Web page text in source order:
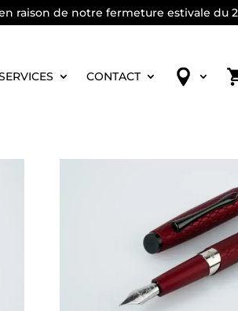
raison de notre fermeture estivale du
CONTACT